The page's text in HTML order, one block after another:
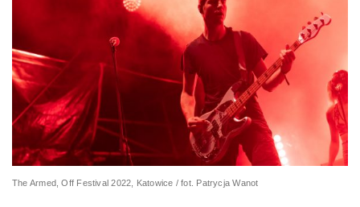
The Armed, Off Festival 2022, Katowice / fot. Patrycja Wanot